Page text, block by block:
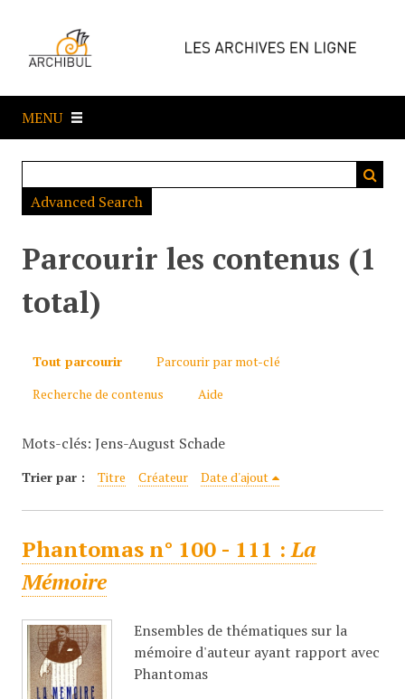
e
a
MENU
Advanced Search
Parcourir les contenus (1
total)
Tout parcourir
Parcourir par mot-clé
Recherche de contenus
Aide
Mots-clés: Jens-August Schade
Trier par : Titre Créateur Date d'ajout
Phantomas n° 100 - 111 :La
Mémoire
Ensembles de thématiques sur la
mémoire d'auteur ayant rapport avec
Phantomas